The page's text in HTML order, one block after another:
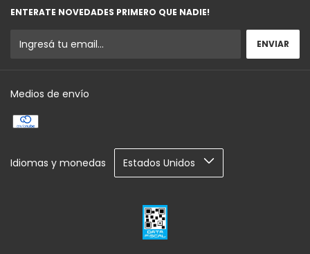
ENTERATE NOVEDADES PRIMERO QUE NADIE!
Medios de envío
Idiomas y monedas